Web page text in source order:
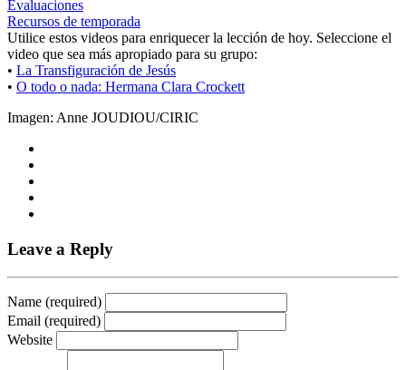
Evaluaciones
Recursos de temporada
Utilice estos videos para enriquecer la lección de hoy. Seleccione el
video que sea más apropiado para su grupo:
• La Transfiguración de Jesús
• O todo o nada: Hermana Clara Crockett
Imagen: Anne JOUDIOU/CIRIC
Leave a Reply
Name (required)
Email (required)
Website